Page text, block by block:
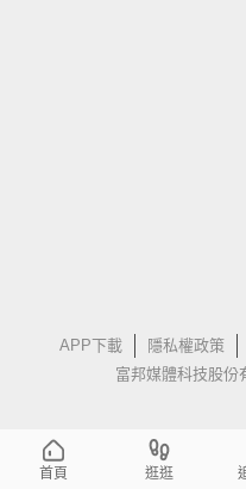
APP下載 隱私權政策
富邦媒體科技股份
首頁 逛逛